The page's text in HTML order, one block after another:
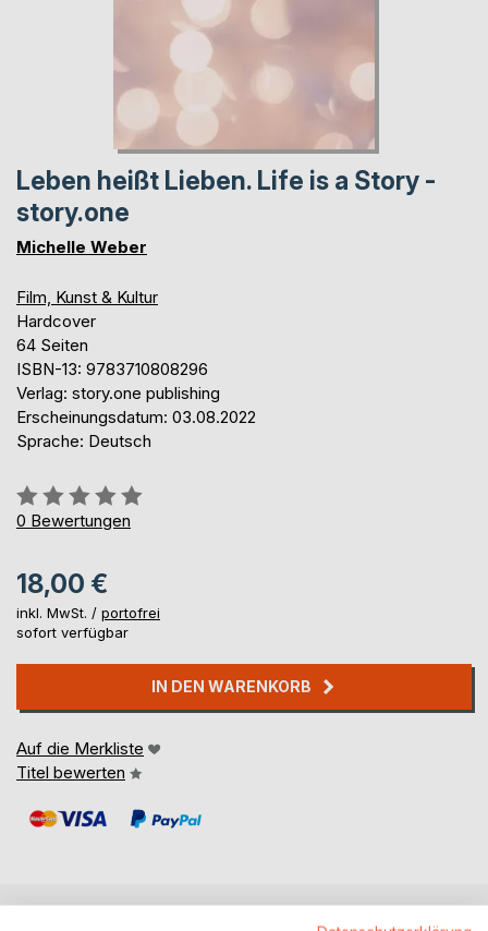
Leben heißt Lieben. Life is a Story -
story.one
Michelle Weber
Film, Kunst & Kultur
Hardcover
64 Seiten
ISBN-13: 9783710808296
Verlag: story.one publishing
Erscheinungsdatum: 03.08.2022
Sprache: Deutsch
Bewertung::
0%
0 Bewertungen
18,00 €
inkl. MwSt. / portofrei
sofort verfügbar
IN DEN WARENKORB
Auf die Merkliste
Titel bewerten